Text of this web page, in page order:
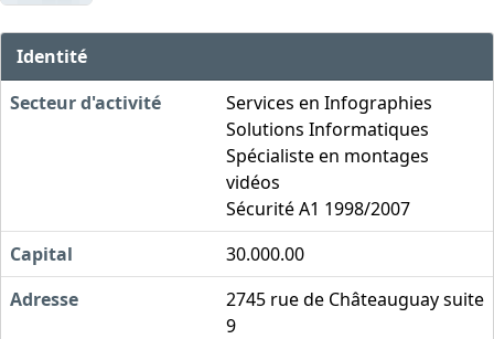
Identité
Secteur d'activité
Services en Infographies
Solutions Informatiques
Spécialiste en montages
vidéos
Sécurité A1 1998/2007
Capital
30.000.00
Adresse
2745 rue de Châteauguay suite
9